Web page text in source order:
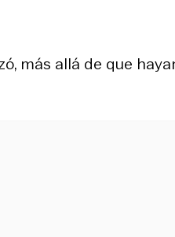
más allá de que